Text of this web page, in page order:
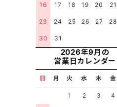
16 17 18 19 20 21
23 24 25 26 27 28
30 31
2026年9月の
営業日カレンダー
日 月 火 水 木 金
1 2 3 4